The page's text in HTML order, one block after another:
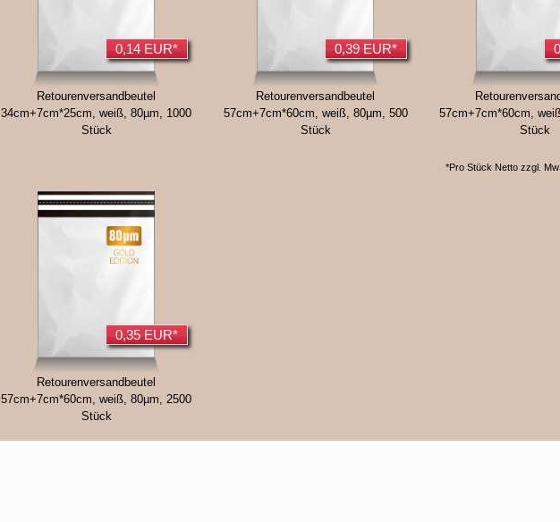
0,14 EUR*
Retourenversandbeutel
34cm+7cm*25cm, weiß, 80µm, 1000
Stück
0,39 EUR*
Retourenversandbeutel
57cm+7cm*60cm, weiß, 80µm, 500
Stück
57cm+7cm*60cm,
Stück
0,35 EUR*
Retourenversandbeutel
57cm+7cm*60cm, weiß, 80µm, 2500
Stück
*Pro Stück Netto zzgl.